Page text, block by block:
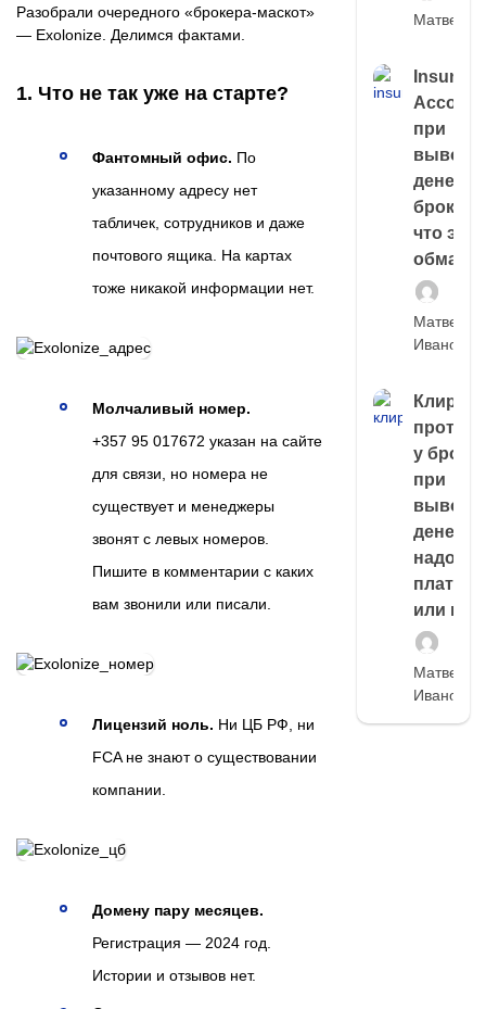
Разобрали очередного «брокера‑маскот»
— Exolonize. Делимся фактами.
1. Что не так уже на старте?
Фантомный офис. По
указанному адресу нет
табличек, сотрудников и даже
почтового ящика. На картах
тоже никакой информации нет.
Молчаливый номер.
+357 95 017672 указан на сайте
для связи, но номера не
существует и менеджеры
звонят с левых номеров.
Пишите в комментарии с каких
вам звонили или писали.
Лицензий ноль. Ни ЦБ РФ, ни
FCA не знают о существовании
компании.
Домену пару месяцев.
Регистрация — 2024 год.
Истории и отзывов нет.
Матвей
Account
при
выводе
денег у
что это,
обман?
Матвей
Иванов
Клиринг
у
при
выводе
денег,
надо
платить
или
Матвей
Иванов